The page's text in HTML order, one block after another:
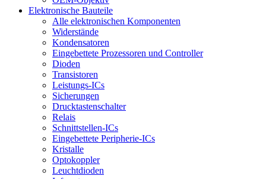
Elektronische Bauteile
Alle elektronischen Komponenten
Widerstände
Kondensatoren
Eingebettete Prozessoren und Controller
Dioden
Transistoren
Leistungs-ICs
Sicherungen
Drucktastenschalter
Relais
Schnittstellen-ICs
Eingebettete Peripherie-ICs
Kristalle
Optokoppler
Leuchtdioden